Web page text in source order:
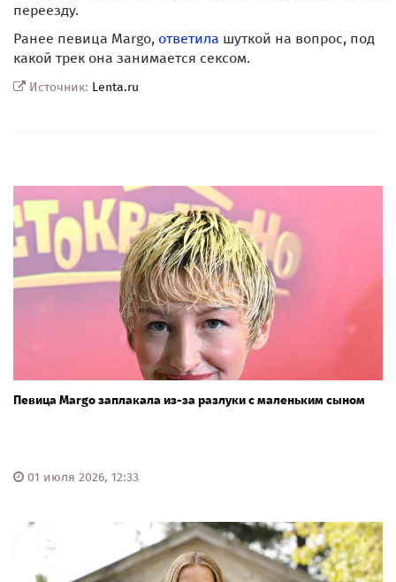
переезду.
Ранее певица Margo, ответила шуткой на вопрос, под
какой трек она занимается сексом.
Источник: Lenta.ru
Певица Margo заплакала из-за разлуки с маленьким сыном
01 июля 2026, 12:33